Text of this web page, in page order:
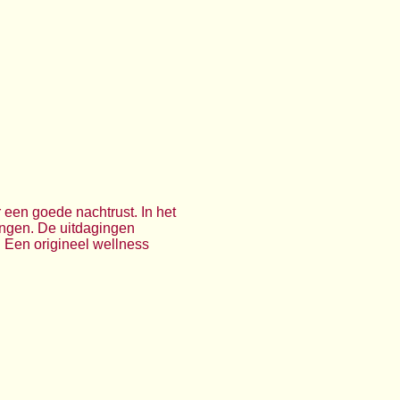
goede nachtrust. In het
De uitdagingen
Een origineel wellness